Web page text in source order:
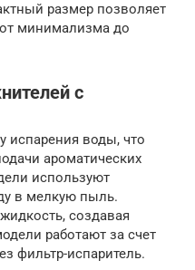
размер позволяет
минимализма до
с
испарения воды, что
ароматических
используют
в мелкую пыль.
создавая
работают за счет
фильтр-испаритель.